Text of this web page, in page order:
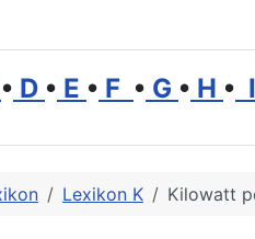
• D • E • F • G • H • I
Lexikon K Kilowatt